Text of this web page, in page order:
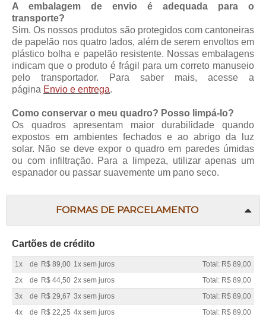
A embalagem de envio é adequada para o
transporte?
Sim. Os nossos produtos são protegidos com cantoneiras
de papelão nos quatro lados, além de serem envoltos em
plástico bolha e papelão resistente. Nossas embalagens
indicam que o produto é frágil para um correto manuseio
pelo transportador. Para saber mais, acesse a
página Envio e entrega.
Como conservar o meu quadro? Posso limpá-lo?
Os quadros apresentam maior durabilidade quando
expostos em ambientes fechados e ao abrigo da luz
solar. Não se deve expor o quadro em paredes úmidas
ou com infiltração. Para a limpeza, utilizar apenas um
espanador ou passar suavemente um pano seco.
FORMAS DE PARCELAMENTO
Cartões de crédito
1x de R$ 89,00 1x sem juros
Total: R$ 89,00
2x
de R$ 44,50 2x sem juros
Total: R$ 89,00
3x
de R$ 29,67 3x sem juros
Total: R$ 89,00
4x
de R$ 22,25 4x sem juros
Total: R$ 89,00